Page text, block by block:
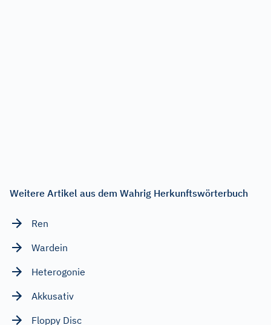
Weitere Artikel aus dem Wahrig Herkunftswörterbuch
Ren
Wardein
Heterogonie
Akkusativ
Floppy Disc